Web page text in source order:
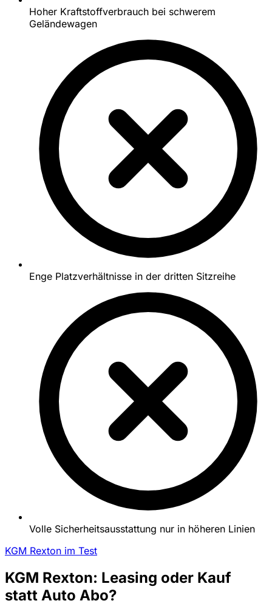
Hoher Kraftstoffverbrauch bei schwerem
Geländewagen
Enge Platzverhältnisse in der dritten Sitzreihe
Volle Sicherheitsausstattung nur in höheren Linien
KGM Rexton im Test
KGM Rexton: Leasing oder Kauf
statt Auto Abo?